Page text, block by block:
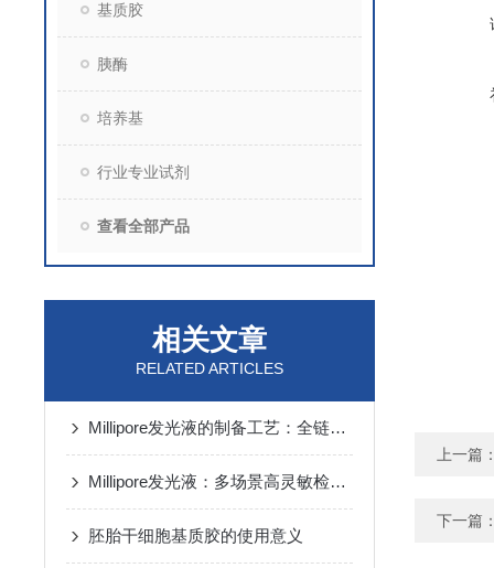
基质胶
胰酶
培养基
行业专业试剂
查看全部产品
相关文章
RELATED ARTICLES
Millipore发光液的制备工艺：全链路质控保障检测性能稳定
Millipore发光液：多场景高灵敏检测的核心试剂支撑
胚胎干细胞基质胶的使用意义
上一篇
下一篇